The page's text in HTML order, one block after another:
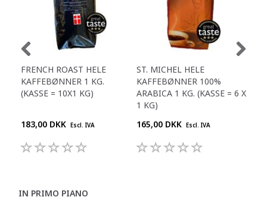
FRENCH ROAST HELE
KAFFEBØNNER 1 KG.
(KASSE = 10X1 KG)
183,00 DKK Escl. IVA
ST. MICHEL HELE
KAFFEBØNNER 100%
ARABICA 1 KG. (KASSE = 6 X
1 KG)
165,00 DKK Escl. IVA
IN PRIMO PIANO